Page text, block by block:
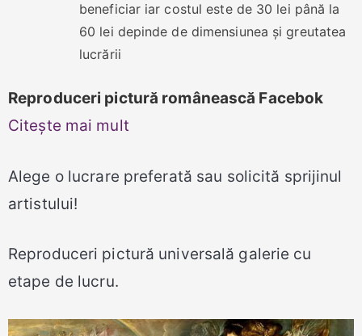
beneficiar iar costul este de 30 lei până la
60 lei depinde de dimensiunea și greutatea
lucrării
Reproduceri pictură românească Facebok
Citește mai mult
Alege o lucrare preferată sau solicită sprijinul
artistului!
Reproduceri pictură universală galerie cu
etape de lucru.